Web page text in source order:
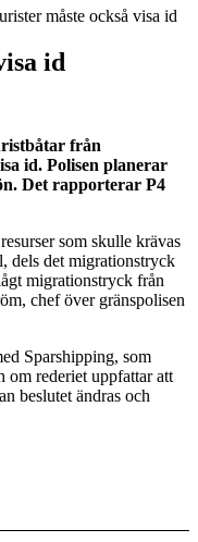
måste också visa id
id
från
id. Polisen planerar
Det rapporterar P4
som skulle krävas
dels det migrationstryck
migrationstryck från
chef över gränspolisen
Sparshipping, som
om rederiet uppfattar att
beslutet ändras och